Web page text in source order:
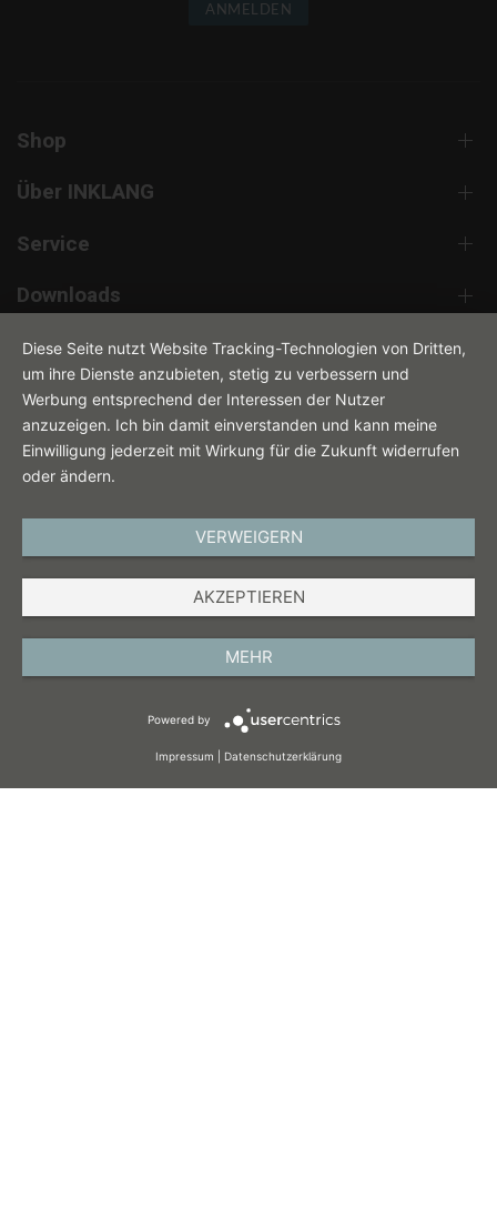
ANMELDEN
Shop
Über INKLANG
Service
Downloads
Kontakt
Diese Seite nutzt Website Tracking-Technologien von Dritten,
um ihre Dienste anzubieten, stetig zu verbessern und
Werbung entsprechend der Interessen der Nutzer
anzuzeigen. Ich bin damit einverstanden und kann meine
Einwilligung jederzeit mit Wirkung für die Zukunft widerrufen
oder ändern.
VERWEIGERN
AKZEPTIEREN
MEHR
Powered by
Impressum Datenschutzerklärung